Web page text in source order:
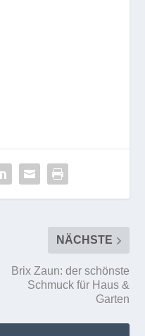
NÄCHSTE
Brix Zaun: der schönste
Schmuck für Haus &
Garten